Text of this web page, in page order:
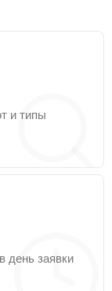
и типы
день заявки